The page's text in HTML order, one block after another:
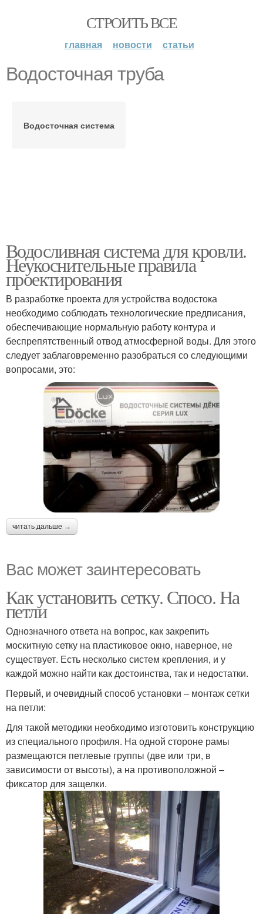
СТРОИТЬ ВСЕ
главная новости статьи
Водосточная труба
Водосточная система
Водосливная система для кровли.
Неукоснительные правила
проектирования
В разработке проекта для устройства водостока
необходимо соблюдать технологические предписания,
обеспечивающие нормальную работу контура и
беспрепятственный отвод атмосферной воды. Для этого
следует заблаговременно разобраться со следующими
вопросами, это:
читать дальше →
Вас может заинтересовать
Как установить сетку. Спосо. На
петли
Однозначного ответа на вопрос, как закрепить
москитную сетку на пластиковое окно, наверное, не
существует. Есть несколько систем крепления, и у
каждой можно найти как достоинства, так и недостатки.
Первый, и очевидный способ установки – монтаж сетки
на петли:
Для такой методики необходимо изготовить конструкцию
из специального профиля. На одной стороне рамы
размещаются петлевые группы (две или три, в
зависимости от высоты), а на противоположной –
фиксатор для защелки.